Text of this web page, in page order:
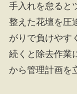
手入れを怠ると
整えた花壇を圧
がりで負けやす
続くと除去作業
から管理計画を